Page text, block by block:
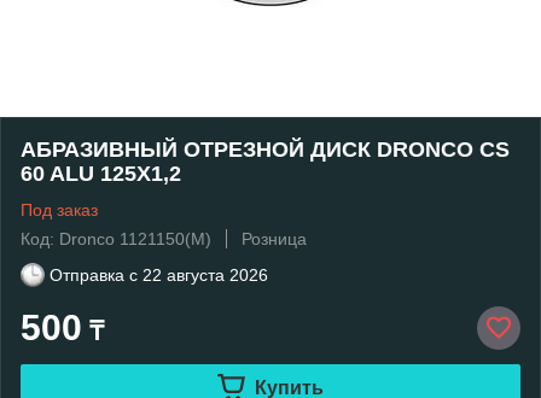
АБРАЗИВНЫЙ ОТРЕЗНОЙ ДИСК DRONCO СS
60 ALU 125Х1,2
Под заказ
Код: Dronco 1121150(М)
Розница
Отправка с 22 августа 2026
500 ₸
Купить